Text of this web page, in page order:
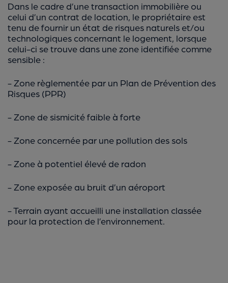
Dans le cadre d’une transaction immobilière ou
celui d’un contrat de location, le propriétaire est
tenu de fournir un état de risques naturels et/ou
technologiques concernant le logement, lorsque
celui-ci se trouve dans une zone identifiée comme
sensible :
- Zone règlementée par un Plan de Prévention des
Risques (PPR)
- Zone de sismicité faible à forte
- Zone concernée par une pollution des sols
- Zone à potentiel élevé de radon
- Zone exposée au bruit d’un aéroport
- Terrain ayant accueilli une installation classée
pour la protection de l’environnement.